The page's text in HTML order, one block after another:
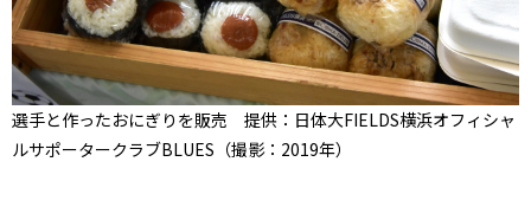
選手と作ったおにぎりを販売 提供：日体大FIELDS横浜オフィシャ
ルサポータークラブBLUES（撮影：2019年）